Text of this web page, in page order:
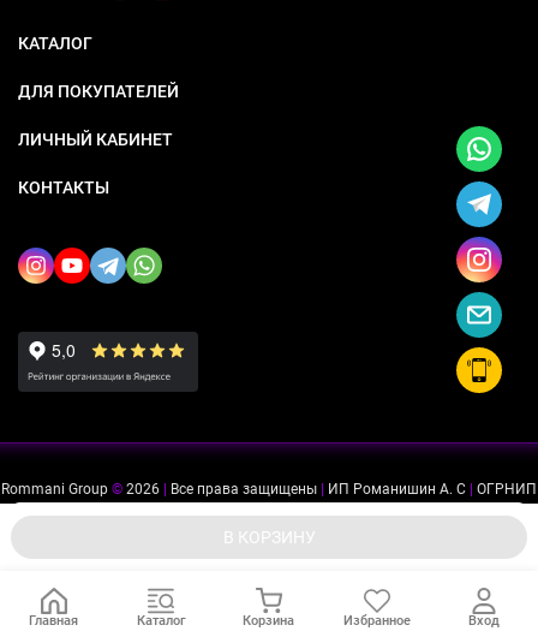
В КОРЗИНУ
КАТАЛОГ
ДЛЯ ПОКУПАТЕЛЕЙ
ЛИЧНЫЙ КАБИНЕТ
КОНТАКТЫ
Rommani Group © 2026 Все права защищены ИП Романишин А. С
ОГРНИП
Главная Каталог Корзина Избранное Вход